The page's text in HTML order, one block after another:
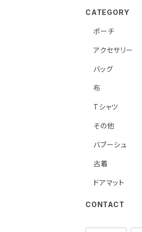
CATEGORY
ポーチ
アクセサリー
バッグ
布
Tシャツ
その他
バブーシュ
古着
ドアマット
CONTACT